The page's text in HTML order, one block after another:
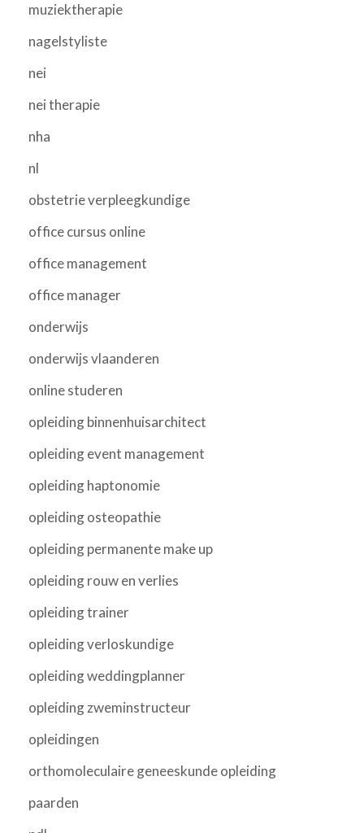
muziektherapie
nagelstyliste
nei
nei therapie
nha
nl
obstetrie verpleegkundige
office cursus online
office management
office manager
onderwijs
onderwijs vlaanderen
online studeren
opleiding binnenhuisarchitect
opleiding event management
opleiding haptonomie
opleiding osteopathie
opleiding permanente make up
opleiding rouw en verlies
opleiding trainer
opleiding verloskundige
opleiding weddingplanner
opleiding zweminstructeur
opleidingen
orthomoleculaire geneeskunde opleiding
paarden